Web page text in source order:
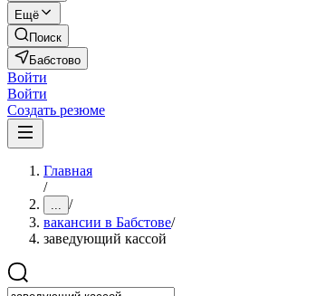
Ещё
Поиск
Бабстово
Войти
Войти
Создать резюме
Главная
/
... /
вакансии в Бабстове/
заведующий кассой